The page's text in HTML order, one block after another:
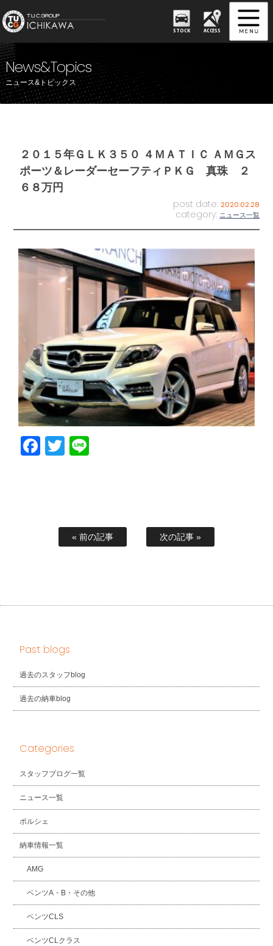
STOCK ACCESS
News&Topics
ニュース&トピックス
２０１５年ＧＬＫ３５０ ４ＭＡＴＩＣ ＡＭＧス
ポーツ＆レーダーセーフティＰＫＧ 真珠 ２
６８万円
post date: 2020.02.28
category: ニュース一覧
Facebook
Twitter
« 前の記事 次の記事 »
Past blogs
過去のスタッフblog
過去の納車blog
Categories
スタッフブログ一覧
ニュース一覧
ポルシェ
納車情報一覧
AMG
ベンツA・B・その他
ベンツCLS
ベンツCLクラス